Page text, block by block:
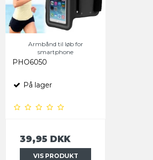
Armbånd til løb for
smartphone
PHO6050
På lager
39,95 DKK
VIS PRODUKT